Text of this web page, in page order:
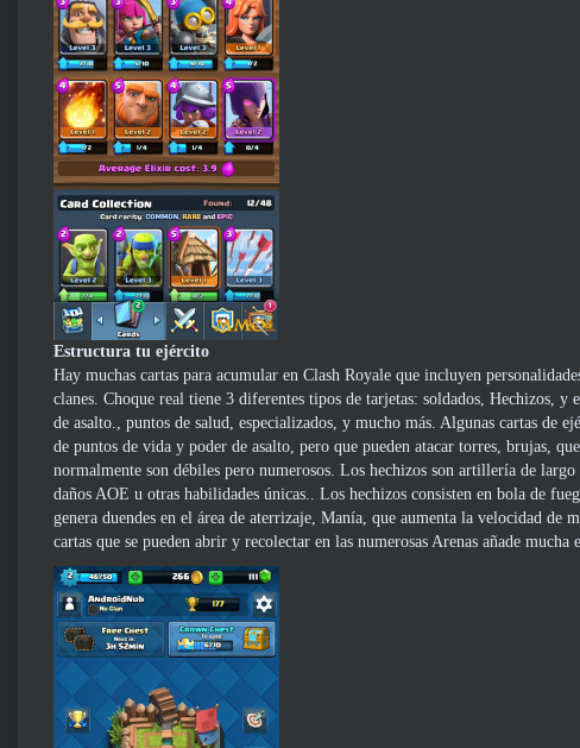
Estructura tu ejército
Hay muchas cartas para acumular en Clash Royale que incluyen
clanes. Choque real tiene 3 diferentes tipos de tarjetas: soldados, Hechizos,
de asalto., puntos de salud, especializados, y mucho más. Algunas cartas de
de puntos de vida y poder de asalto, pero que pueden atacar torres, brujas,
normalmente son débiles pero numerosos. Los hechizos son artillería de
daños AOE u otras habilidades únicas.. Los hechizos consisten en bola de
genera duendes en el área de aterrizaje, Manía, que aumenta la velocidad
cartas que se pueden abrir y recolectar en las numerosas Arenas añade